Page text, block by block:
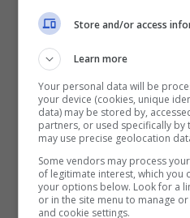
del centrocampo
grosso vuoto da
Discorso pressoché
Lucumí. Il colombiano
anno, ma ormai dalla
ricerca di una nuova
spera di incassare i28
rescissoria(valida fino
Store and/or access
Learn more
Your personal data will be
your device (cookies, unique
data) may be stored by,
partners, or used specifically by
may use precise geolocation
Some vendors may process
of legitimate interest, which you
your options below. Look for a
or in the site menu to manage
and cookie settings.